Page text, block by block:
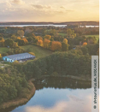
© sh-tourismus.de, MOCANOX